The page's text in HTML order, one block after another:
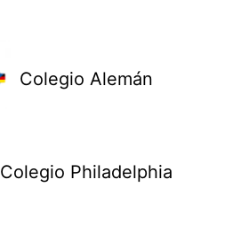
Colegio Alemán
Colegio Philadelphia